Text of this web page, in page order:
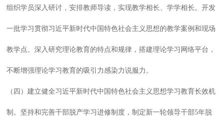
组织学员深入研讨，安排教师导读，实现教学相长、学学相长。开发
一批学习贯彻习近平新时代中国特色社会主义思想的教学案例和现场
教学点。深入研究理论教育的特点和规律，搭建理论学习网络平台，
不断增强理论学习教育的吸引力感染力说服力。
（四）建立健全习近平新时代中国特色社会主义思想学习教育长效机
制。坚持和完善干部脱产学习进修制度，制定新一轮领导干部5年脱